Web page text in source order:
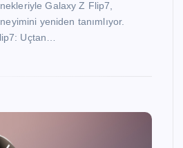
Galaxy Z Flip7,
yeniden tanımlıyor.
Uçtan…